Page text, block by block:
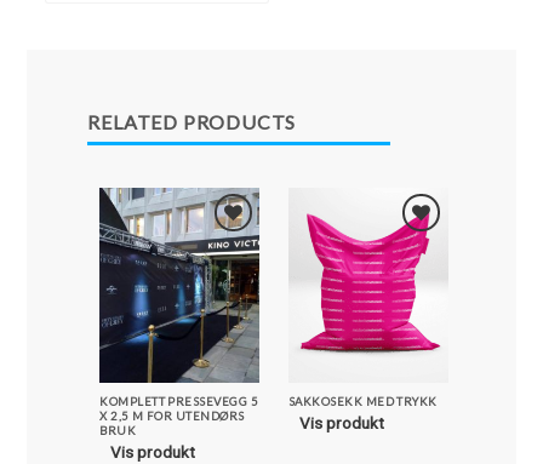
RELATED PRODUCTS
Legg i
Favoritter
KOMPLETT PRESSEVEGG 5
X 2,5 M FOR UTENDØRS
BRUK
Vis produkt
Legg i
Favoritter
SAKKOSEKK MED TRYKK
Vis produkt